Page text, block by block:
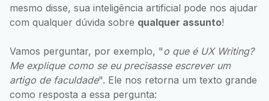
mesmo disse, sua inteligência artificial pode nos ajudar
com qualquer dúvida sobre qualquer assunto!
Vamos perguntar, por exemplo, "o que é UX Writing?
Me explique como se eu precisasse escrever um
artigo de faculdade". Ele nos retorna um texto grande
como resposta a essa pergunta: